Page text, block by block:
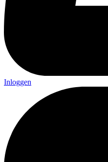
Inloggen